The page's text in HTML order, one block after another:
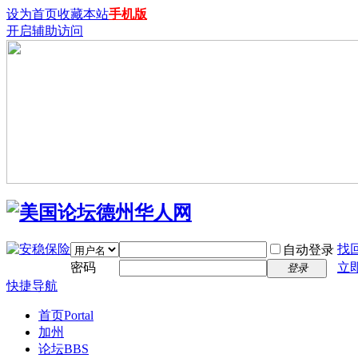
设为首页收藏本站手机版
开启辅助访问
自动登录 找
密码
登录
立
快捷导航
首页Portal
加州
论坛BBS